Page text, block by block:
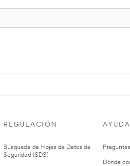
REGULACIÓN
Búsqueda de Hojas de Datos de
Seguridad (SDS)
AYUDA
Dónde